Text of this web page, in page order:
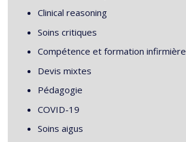
Clinical reasoning
Soins critiques
Compétence et formation infirmière
Devis mixtes
Pédagogie
COVID-19
Soins aigus